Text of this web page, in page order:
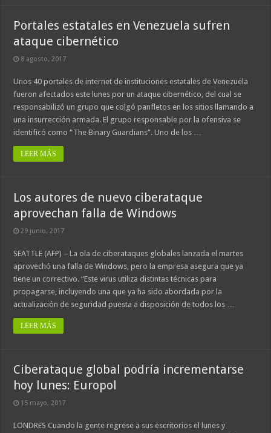
Portales estatales en Venezuela sufren
ataque cibernético
8 agosto, 2017
Unos 40 portales de internet de instituciones estatales de Venezuela
fueron afectados este lunes por un ataque cibernético, del cual se
responsabilizó un grupo que colgó panfletos en los sitios llamando a
una insurrección armada. El grupo responsable por la ofensiva se
identificó como “The Binary Guardians”. Uno de los …
LEER MÁS
Los autores de nuevo ciberataque
aprovechan falla de Windows
29 junio, 2017
SEATTLE (AFP) – La ola de ciberataques globales lanzada el martes
aprovechó una falla de Windows, pero la empresa asegura que ya
tiene un correctivo. “Este virus utiliza distintas técnicas para
propagarse, incluyendo una que ya ha sido abordada por la
actualización de seguridad puesta a disposición de todos los …
LEER MÁS
Ciberataque global podría incrementarse
hoy lunes: Europol
15 mayo, 2017
LONDRES Cuando la gente regrese a sus escritorios el lunes y